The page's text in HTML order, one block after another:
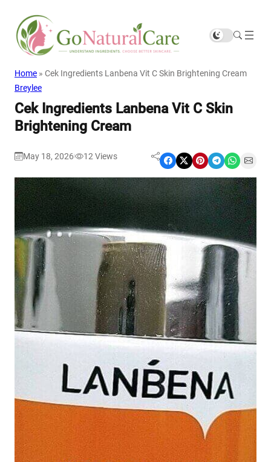
Home » Cek Ingredients Lanbena Vit C Skin Brightening Cream
Breylee
Cek Ingredients Lanbena Vit C Skin
Brightening Cream
May 18, 2026 12Views Share on Facebook Share on X Share on Pinterest Share on Telegram Share on WhatsApp Share on Email